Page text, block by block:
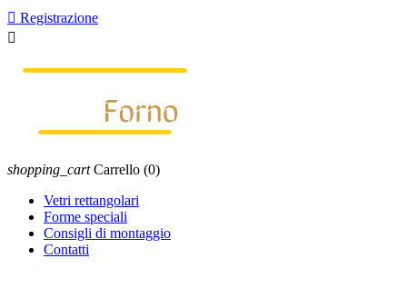
 Registrazione

shopping_cart Carrello (0)
Vetri rettangolari
Forme speciali
Consigli di montaggio
Contatti